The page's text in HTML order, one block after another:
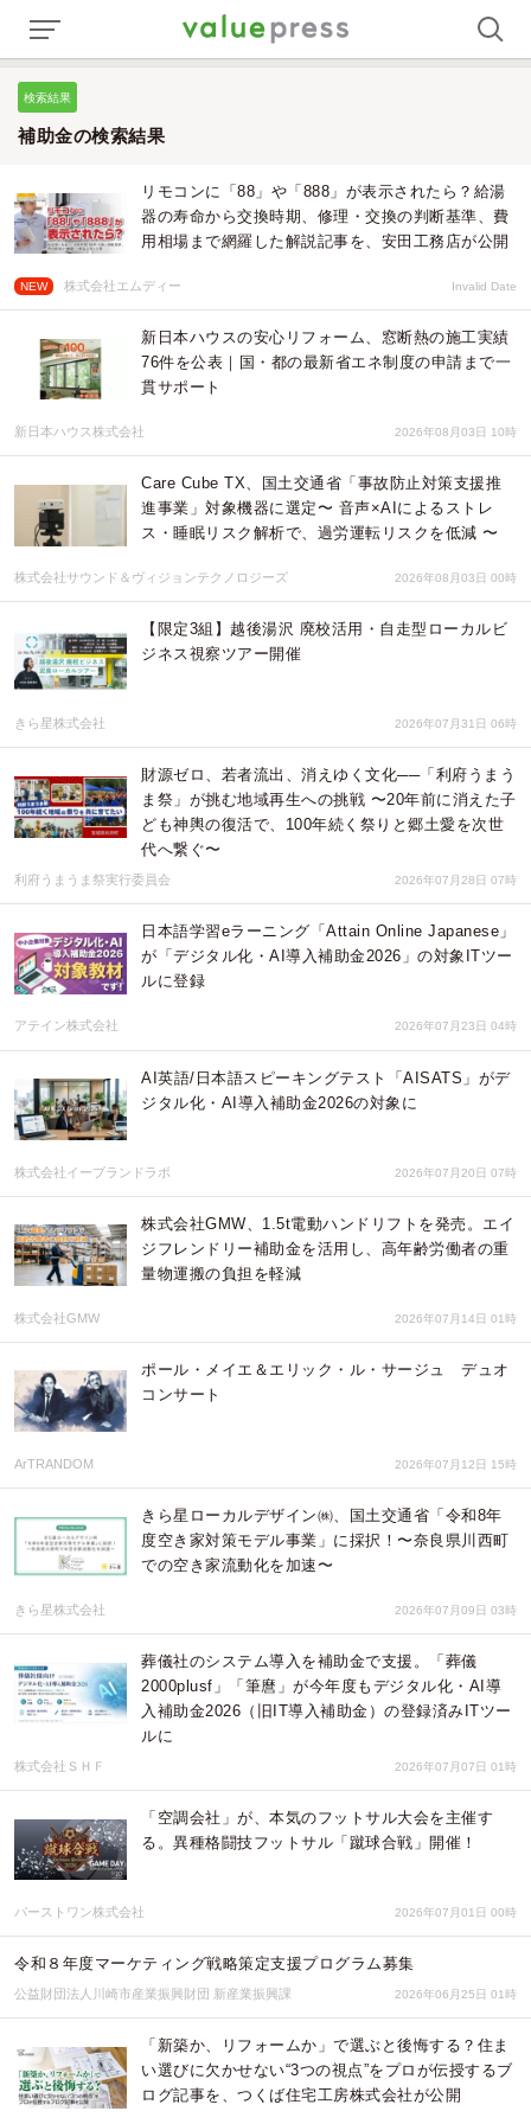
検索結果
補助金の検索結果
リモコンに「88」や「888」が表示されたら？給湯
器の寿命から交換時期、修理・交換の判断基準、費
用相場まで網羅した解説記事を、安田工務店が公開
NEW 株式会社エムディー Invalid Date
新日本ハウスの安心リフォーム、窓断熱の施工実績
76件を公表｜国・都の最新省エネ制度の申請まで一
貫サポート
新日本ハウス株式会社 2026年08月03日 10時
Care Cube TX、国土交通省「事故防止対策支援推
進事業」対象機器に選定〜 音声×AIによるストレ
ス・睡眠リスク解析で、過労運転リスクを低減 〜
株式会社サウンド＆ヴィジョンテクノロジーズ 2026年08月03日 00時
【限定3組】越後湯沢 廃校活用・自走型ローカルビ
ジネス視察ツアー開催
きら星株式会社 2026年07月31日 06時
財源ゼロ、若者流出、消えゆく文化──「利府うまう
ま祭」が挑む地域再生への挑戦 〜20年前に消えた子
ども神輿の復活で、100年続く祭りと郷土愛を次世
代へ繋ぐ〜
利府うまうま祭実行委員会 2026年07月28日 07時
日本語学習eラーニング「Attain Online Japanese」
が「デジタル化・AI導入補助金2026」の対象ITツー
ルに登録
アテイン株式会社 2026年07月23日 04時
AI英語/日本語スピーキングテスト「AISATS」がデ
ジタル化・AI導入補助金2026の対象に
株式会社イーブランドラボ 2026年07月20日 07時
株式会社GMW、1.5t電動ハンドリフトを発売。エイ
ジフレンドリー補助金を活用し、高年齢労働者の重
量物運搬の負担を軽減
株式会社GMW 2026年07月14日 01時
ポール・メイエ＆エリック・ル・サージュ デュオ
コンサート
ArTRANDOM 2026年07月12日 15時
きら星ローカルデザイン㈱、国土交通省「令和8年
度空き家対策モデル事業」に採択！〜奈良県川西町
での空き家流動化を加速〜
きら星株式会社 2026年07月09日 03時
葬儀社のシステム導入を補助金で支援。「葬儀
2000plusf」「筆麿」が今年度もデジタル化・AI導
入補助金2026（旧IT導入補助金）の登録済みITツー
ルに
株式会社ＳＨＦ 2026年07月07日 01時
「空調会社」が、本気のフットサル大会を主催す
る。異種格闘技フットサル「蹴球合戦」開催！
パーストワン株式会社 2026年07月01日 00時
令和８年度マーケティング戦略策定支援プログラム募集
公益財団法人川崎市産業振興財団 新産業振興課 2026年06月25日 01時
「新築か、リフォームか」で選ぶと後悔する？住ま
い選びに欠かせない“3つの視点”をプロが伝授するブ
ログ記事を、つくば住宅工房株式会社が公開